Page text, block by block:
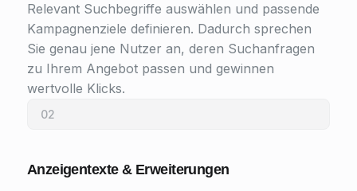
Relevant Suchbegriffe auswählen und passende
Kampagnenziele definieren. Dadurch sprechen
Sie genau jene Nutzer an, deren Suchanfragen
zu Ihrem Angebot passen und gewinnen
wertvolle Klicks.
02
Anzeigentexte & Erweiterungen